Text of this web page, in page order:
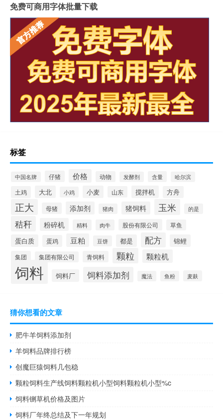
免费可商用字体批量下载
标签
中国名牌 仔猪 价格 动物 发酵剂 含量 哈尔滨
土鸡 大北 小鸡 小麦 山东 搅拌机 方舟
正大 母猪 添加剂 猪肉 猪饲料 玉米 的是
秸秆 粉碎机 精料 肉牛 股份有限公司 草鱼
蛋白质 蛋鸡 豆粕 豆饼 都是 配方 锦鲤
集团 集团有限公司 青饲料 颗粒 颗粒机
饲料 饲料厂 饲料添加剂 魔法 鱼粉 麦麸
猜你想看的文章
肥牛羊饲料添加剂
羊饲料品牌排行榜
创魔巨猿饲料几包稳
颗粒饲料生产线饲料颗粒机小型饲料颗粒机小型%c
饲料铡草机价格及图片
饲料厂年终总结及下一年规划